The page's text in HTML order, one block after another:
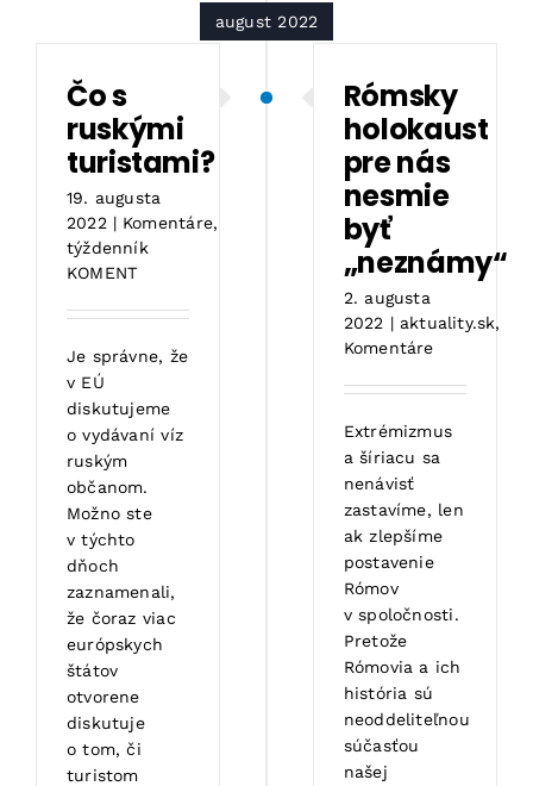
august 2022
Čo s
ruskými
turistami?
19. augusta
2022 | Komentáre,
týždenník
KOMENT
Je správne, že
v EÚ
diskutujeme
o vydávaní víz
ruským
občanom.
Možno ste
v týchto
dňoch
zaznamenali,
že čoraz viac
európskych
štátov
otvorene
diskutuje
o tom, či
turistom
Rómsky
holokaust
pre nás
nesmie
byť
„neznámy“
2. augusta
2022 | aktuality.sk,
Komentáre
Extrémizmus
a šíriacu sa
nenávisť
zastavíme, len
ak zlepšíme
postavenie
Rómov
v spoločnosti.
Pretože
Rómovia a ich
história sú
neoddeliteľnou
súčasťou
našej